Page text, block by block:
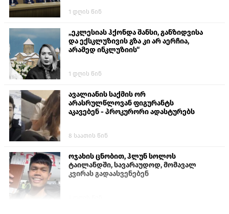
1 დღის წინ
„ეკლესიას ჰქონდა შანსი, განზიდვისა
და ექსკლუზივის გზა კი არ აერჩია,
არამედ ინკლუზიის“
1 დღის წინ
ავალიანის საქმის ორ
არასრულწლოვან ფიგურანტს
აკავებენ - პროკურორი ადასტურებს
8 საათის წინ
ოჯახის ცნობით, ჰლუნ სოლოს
ტაილანდში, სავარაუდოდ, მომავალ
კვირას გადაასვენებენ